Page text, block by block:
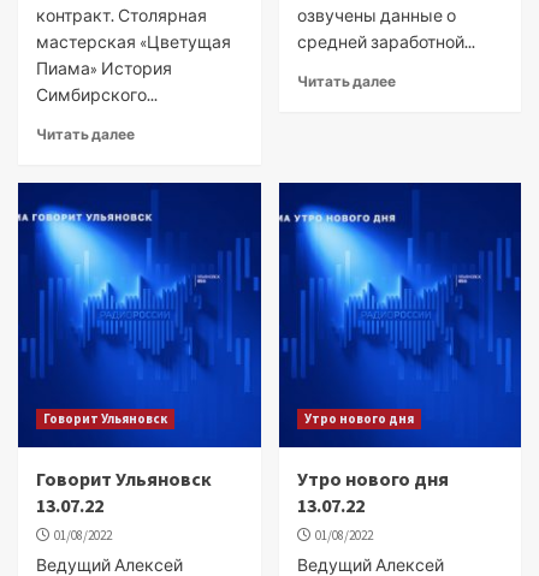
контракт. Столярная
мастерская «Цветущая
Пиама» История
Симбирского...
Читать далее
озвучены данные о
средней заработной...
Читать далее
Говорит Ульяновск
Говорит Ульяновск
13.07.22
01/08/2022
Ведущий Алексей
Утро нового дня
Утро нового дня
13.07.22
01/08/2022
Ведущий Алексей